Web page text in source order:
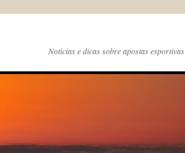
Noticias e dicas sobre apostas esportivas